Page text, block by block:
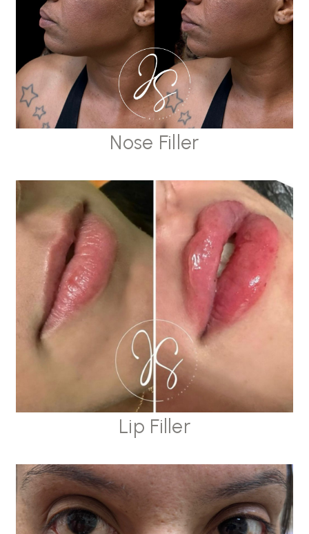
Nose Filler
Lip Filler